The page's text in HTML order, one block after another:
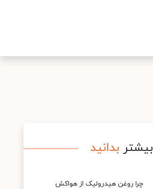
بیشتر بدانید
چرا روغن هیدرولیک از هواکش